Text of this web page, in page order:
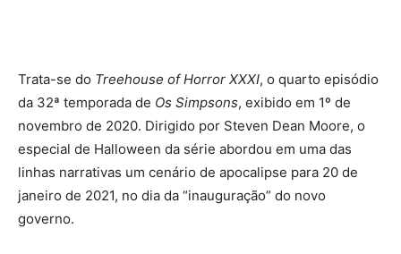
Trata-se do Treehouse of Horror XXXI, o quarto episódio
da 32ª temporada de Os Simpsons, exibido em 1º de
novembro de 2020. Dirigido por Steven Dean Moore, o
especial de Halloween da série abordou em uma das
linhas narrativas um cenário de apocalipse para 20 de
janeiro de 2021, no dia da “inauguração” do novo
governo.